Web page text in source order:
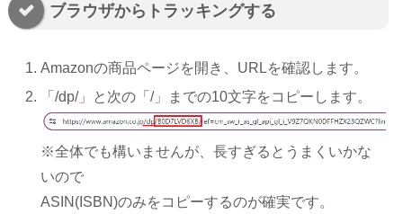
ブラウザからトラッキングする
Amazonの商品ページを開き、URLを確認します。
「/dp/」と次の「/」までの10文字をコピーします。
※全体でも構いませんが、長すぎるとうまくいかな
いので
ASIN(ISBN)のみをコピーするのが確実です。